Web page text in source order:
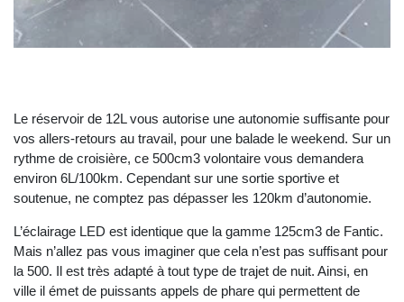
Le réservoir de 12L vous autorise une autonomie suffisante pour
vos allers-retours au travail, pour une balade le weekend. Sur un
rythme de croisière, ce 500cm3 volontaire vous demandera
environ 6L/100km. Cependant sur une sortie sportive et
soutenue, ne comptez pas dépasser les 120km d’autonomie.
L’éclairage LED est identique que la gamme 125cm3 de Fantic.
Mais n’allez pas vous imaginer que cela n’est pas suffisant pour
la 500. Il est très adapté à tout type de trajet de nuit. Ainsi, en
ville il émet de puissants appels de phare qui permettent de